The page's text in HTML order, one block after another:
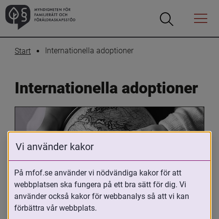
Öppna
Öppna
Menyn
Start Internationella adoptioner
Internationella adoptioner
Oavsett om du är adopterad,
adoptivförälder eller arbetar med
Vi använder kakor
På mfof.se använder vi nödvändiga kakor för att
webbplatsen ska fungera på ett bra sätt för dig. Vi
använder också kakor för webbanalys så att vi kan
förbättra vår webbplats.